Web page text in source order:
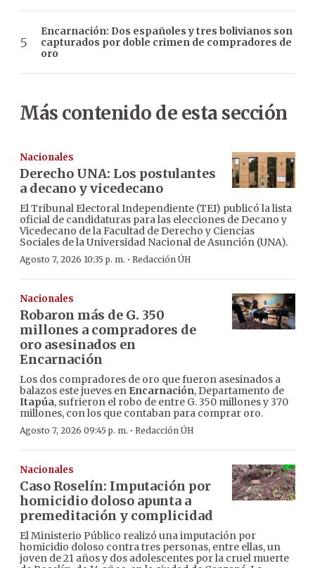
Encarnación: Dos españoles y tres bolivianos son
capturados por doble crimen de compradores de
oro
Más contenido de esta sección
Nacionales
Derecho UNA: Los postulantes
a decano y vicedecano
El Tribunal Electoral Independiente (TEI) publicó la lista
oficial de candidaturas para las elecciones de Decano y
Vicedecano de la Facultad de Derecho y Ciencias
Sociales de la Universidad Nacional de Asunción (UNA).
Agosto 7, 2026 10:35 p. m. · Redacción ÚH
Nacionales
Robaron más de G. 350
millones a compradores de
oro asesinados en
Encarnación
Los dos compradores de oro que fueron asesinados a
balazos este jueves en Encarnación, Departamento de
Itapúa, sufrieron el robo de entre G. 350 millones y 370
millones, con los que contaban para comprar oro.
Agosto 7, 2026 09:45 p. m. · Redacción ÚH
Nacionales
Caso Roselín: Imputación por
homicidio doloso apunta a
premeditación y complicidad
El Ministerio Público realizó una imputación por
homicidio doloso contra tres personas, entre ellas, un
joven de 21 años y dos adolescentes por la cruel muerte